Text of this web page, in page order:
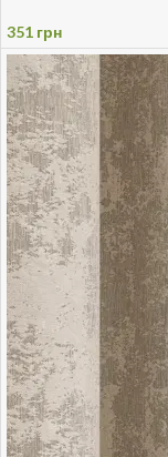
351 грн